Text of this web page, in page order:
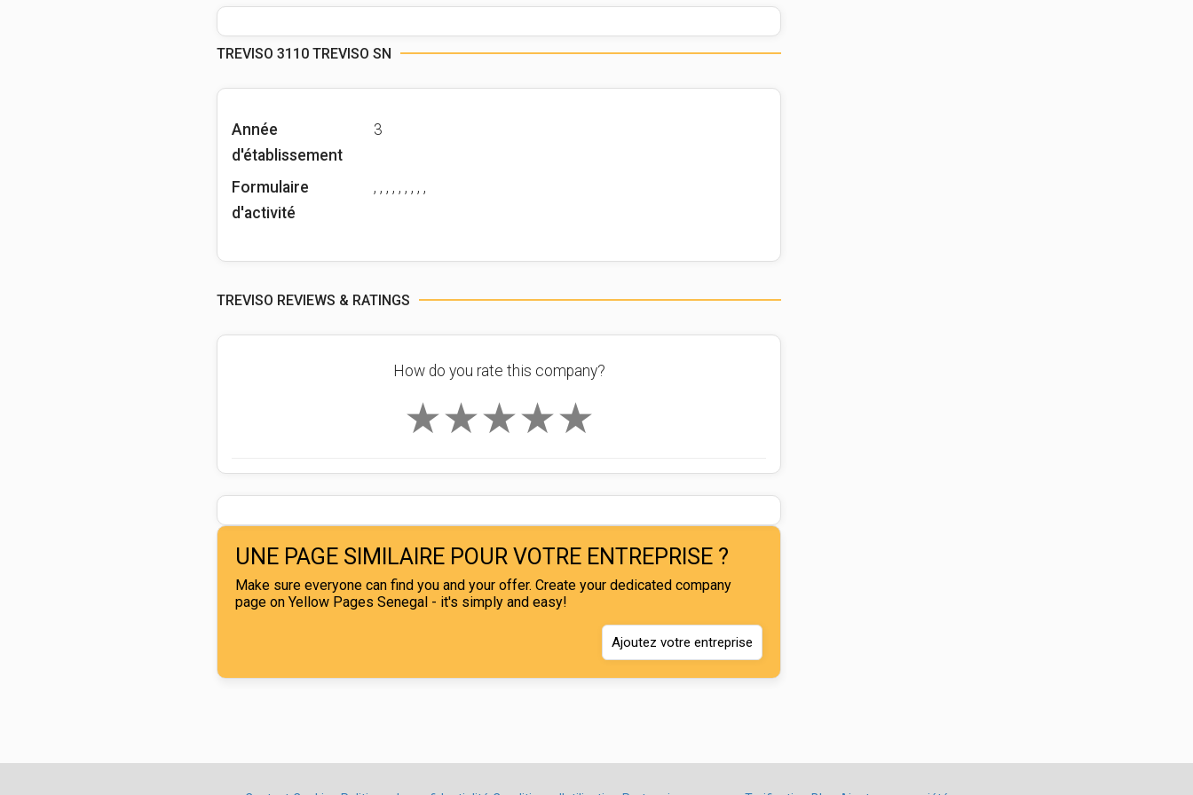
TREVISO 3110 TREVISO SN
Année
d'établissement
3
Formulaire
d'activité
, , , , , , , , ,
TREVISO REVIEWS & RATINGS
How do you rate this company?
★
★
★
★
★
UNE PAGE SIMILAIRE POUR VOTRE ENTREPRISE ?
Make sure everyone can find you and your offer. Create your dedicated company
page on Yellow Pages Senegal - it's simply and easy!
Ajoutez votre entreprise